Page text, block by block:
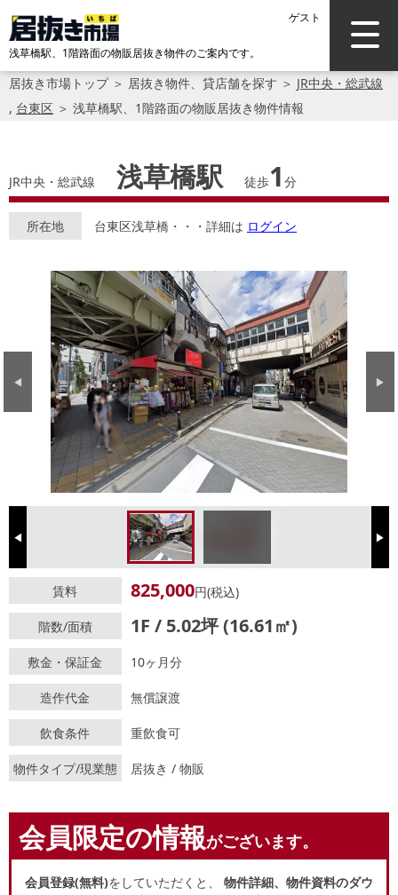
ゲスト
浅草橋駅、1階路面の物販居抜き物件のご案内です。
居抜き市場トップ＞ 居抜き物件、貸店舗を探す ＞ JR中央・総武線
, 台東区 ＞ 浅草橋駅、1階路面の物販居抜き物件情報
JR中央・総武線 浅草橋駅 徒歩1 分
所在地 台東区浅草橋・・・詳細は ログイン
Previous Next
Previous Next
賃料 825,000円(税込)
階数/面積 1F / 5.02坪 (16.61㎡)
敷金・保証金 10ヶ月分
造作代金 無償譲渡
飲食条件 重飲食可
物件タイプ/現業態 居抜き / 物販
会員限定の情報がございます。
会員登録(無料)をしていただくと、 物件詳細、物件資料のダウ